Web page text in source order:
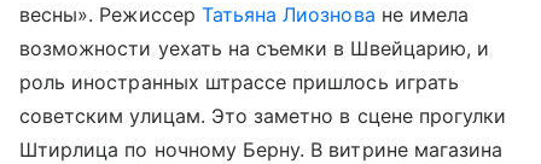
весны». Режиссер Татьяна Лиознова не имела
возможности уехать на съемки в Швейцарию, и
роль иностранных штрассе пришлось играть
советским улицам. Это заметно в сцене прогулки
Штирлица по ночному Берну. В витрине магазина